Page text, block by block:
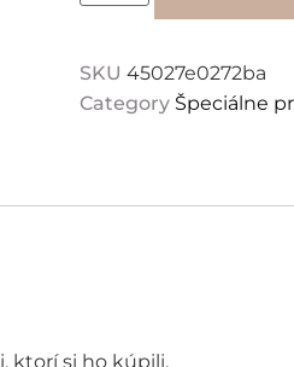
SKU 45027e0272ba
Category Špeciálne
ktorí si ho kúpili.